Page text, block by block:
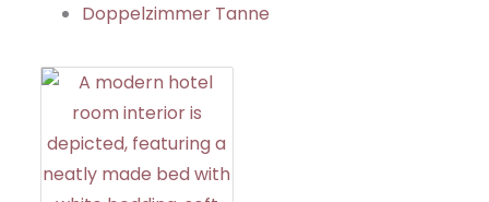
Doppelzimmer Tanne